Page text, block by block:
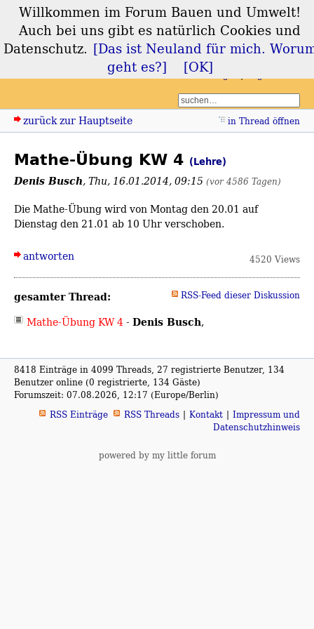
Forum Bauen und
Umwelt
zurück zur Hauptseite in Thread öffnen
Mathe-Übung KW 4 (Lehre)
Denis Busch,Thu, 16.01.2014, 09:15 (vor 4586 Tagen)
Die Mathe-Übung wird von Montag den 20.01 auf
Dienstag den 21.01 ab 10 Uhr verschoben.
antworten 4520 Views
gesamter Thread: RSS-Feed dieser Diskussion
Mathe-Übung KW 4- Denis Busch,
8418 Einträge in 4099 Threads, 27 registrierte Benutzer, 134
Benutzer online (0 registrierte, 134 Gäste)
Forumszeit: 07.08.2026, 12:17 (Europe/Berlin)
RSS Einträge
RSS Threads Kontakt
Impressum und
Datenschutzhinweis
powered by my little forum
Willkommen im Forum Bauen und Umwelt!
Auch bei uns gibt es natürlich Cookies und
Datenschutz. [Das ist Neuland für mich.
geht es?]
[OK]